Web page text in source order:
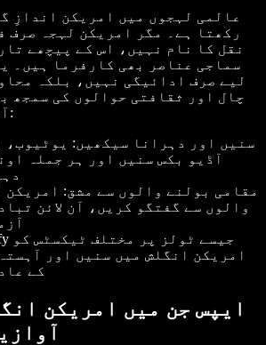
عالمی لہجوں میں امریکن اندازِ
رکھتا ہے۔ مگر امریکن لہجہ صرف
نقل کا نام نہیں، اس کے پیچھے
سماجی عناصر بھی کارفرما ہیں۔
لیے صرف ادائیگی نہیں، بلکہ
چال اور ثقافتی حوالوں کی سمجھ
آسان طریقے یہ ہیں:
سنیں اور دہرانا سیکھیں: یوٹیوب،
آڈیو بکس سنیں اور ہر جملہ
مقامی بولنے والوں سے مشق: امریکن
والوں سے گفتگو کریں، آن لائن
امریکن انگلش میں سنیں اور
کے